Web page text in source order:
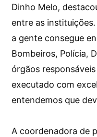
Dinho Melo,
entre as
a gente consegue
Bombeiros, Polícia,
órgãos
executado com
entendemos que
A coordenadora de